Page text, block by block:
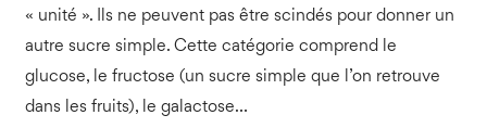
« unité ». Ils ne peuvent pas être scindés pour donner un
autre sucre simple. Cette catégorie comprend le
glucose, le fructose (un sucre simple que l’on retrouve
dans les fruits), le galactose…